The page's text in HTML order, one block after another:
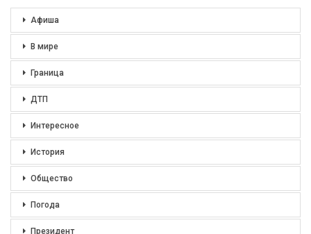
Афиша
В мире
Граница
ДТП
Интересное
История
Общество
Погода
Президент